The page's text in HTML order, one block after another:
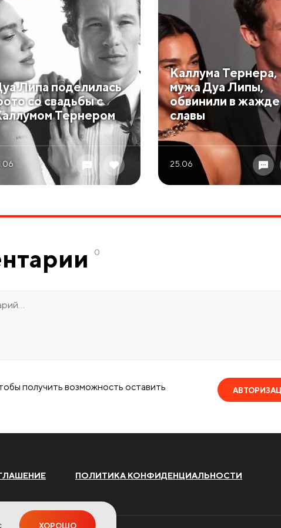
Липа поделилась
со свадьбы с
Тернером
Каллума Тернера,
мужа Дуа Липы,
обвинили в жажде
славы
25.06
0
получить возможность оставить
ПОЛИТИКА КОНФИДЕНЦИАЛЬНОСТИ
ХОРОШО